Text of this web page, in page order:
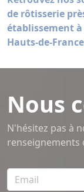
de rôtisserie
établissement
Hauts-de-
Nous
N'hésitez pas à
renseignements